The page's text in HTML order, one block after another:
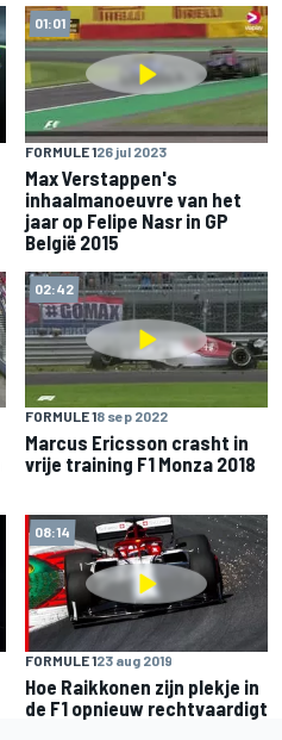
01:01
FORMULE 126 jul 2023
Max Verstappen's
inhaalmanoeuvre van het
jaar op Felipe Nasr in GP
België 2015
02:42
FORMULE 18 sep 2022
Marcus Ericsson crasht in
vrije training F1 Monza 2018
08:14
FORMULE 123 aug 2019
Hoe Raikkonen zijn plekje in
de F1 opnieuw rechtvaardigt